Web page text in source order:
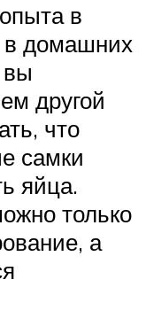
в
в домашних
вы
другой
что
самки
яйца.
только
а